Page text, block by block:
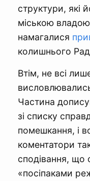
структури, які
міською владою
намагалися
колишнього
Втім, не всі
Частина
зі списку
помешкання, і
коментатори
сподівання, що
«посіпаками